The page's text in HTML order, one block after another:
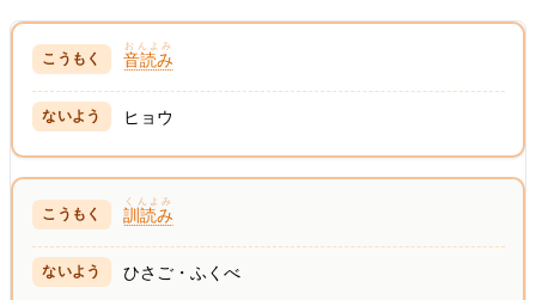
音読み
おんよみ
ヒョウ
訓読み
くんよみ
ひさご・ふくべ